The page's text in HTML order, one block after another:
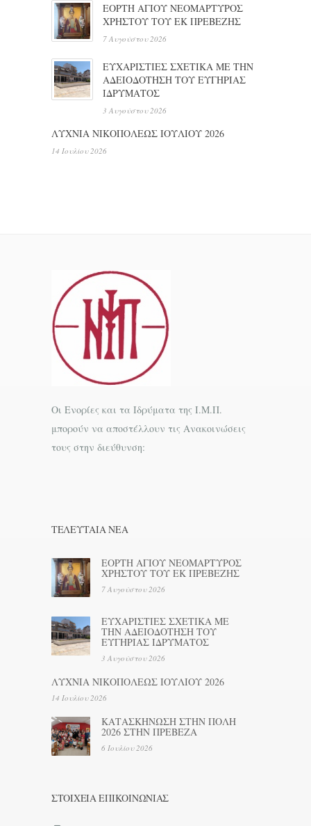
ΕΟΡΤΗ ΑΓΙΟΥ ΝΕΟΜΑΡΤΥΡΟΣ
ΧΡΗΣΤΟΥ ΤΟΥ ΕΚ ΠΡΕΒΕΖΗΣ
7 Αυγούστου 2026
ΕΥΧΑΡΙΣΤΙΕΣ ΣΧΕΤΙΚΑ ΜΕ ΤΗΝ
ΑΔΕΙΟΔΟΤΗΣΗ ΤΟΥ ΕΥΓΗΡΙΑΣ
ΙΔΡΥΜΑΤΟΣ
3 Αυγούστου 2026
ΛΥΧΝΙΑ ΝΙΚΟΠΟΛΕΩΣ ΙΟΥΛΙΟΥ 2026
14 Ιουλίου 2026
Οι Ενορίες και τα Ιδρύματα της Ι.Μ.Π.
μπορούν να αποστέλλουν τις Ανακοινώσεις
τους στην διεύθυνση:
ΤΕΛΕΥΤΑΊΑ ΝΕΑ
ΕΟΡΤΗ ΑΓΙΟΥ ΝΕΟΜΑΡΤΥΡΟΣ
ΧΡΗΣΤΟΥ ΤΟΥ ΕΚ ΠΡΕΒΕΖΗΣ
7 Αυγούστου 2026
ΕΥΧΑΡΙΣΤΙΕΣ ΣΧΕΤΙΚΑ ΜΕ
ΤΗΝ ΑΔΕΙΟΔΟΤΗΣΗ ΤΟΥ
ΕΥΓΗΡΙΑΣ ΙΔΡΥΜΑΤΟΣ
3 Αυγούστου 2026
ΛΥΧΝΙΑ ΝΙΚΟΠΟΛΕΩΣ ΙΟΥΛΙΟΥ 2026
14 Ιουλίου 2026
ΚΑΤΑΣΚΗΝΩΣΗ ΣΤΗΝ ΠΟΛΗ
2026 ΣΤΗΝ ΠΡΕΒΕΖΑ
6 Ιουλίου 2026
ΣΤΟΙΧΕΊΑ ΕΠΙΚΟΙΝΩΝΊΑΣ